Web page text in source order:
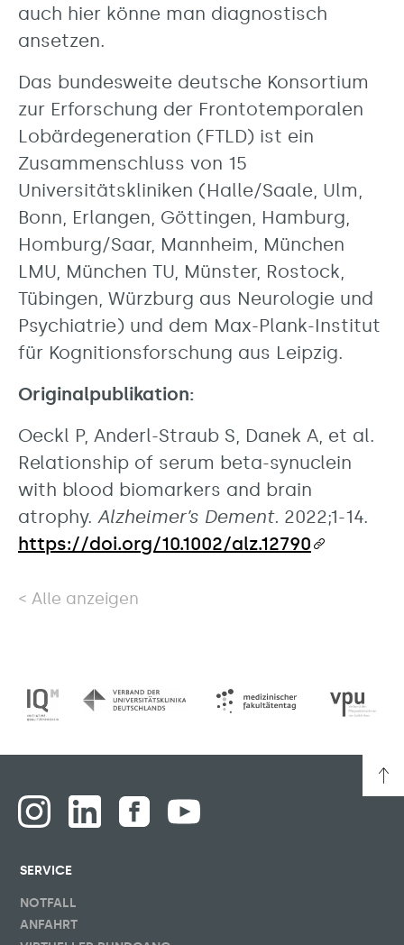
auch hier könne man diagnostisch
ansetzen.
Das bundesweite deutsche Konsortium
zur Erforschung der Frontotemporalen
Lobärdegeneration (FTLD) ist ein
Zusammenschluss von 15
Universitätskliniken (Halle/Saale, Ulm,
Bonn, Erlangen, Göttingen, Hamburg,
Homburg/Saar, Mannheim, München
LMU, München TU, Münster, Rostock,
Tübingen, Würzburg aus Neurologie und
Psychiatrie) und dem Max-Plank-Institut
für Kognitionsforschung aus Leipzig.
Originalpublikation:
Oeckl P, Anderl-Straub S, Danek A, et al.
Relationship of serum beta-synuclein
with blood biomarkers and brain
atrophy. Alzheimer’s Dement. 2022;1-14.
https://doi.org/10.1002/alz.12790
Alle anzeigen
SERVICE
NOTFALL
ANFAHRT